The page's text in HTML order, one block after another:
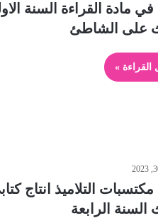
في مادة القراءة السنة
على الشاطئ
القراءة »
مكتسبات التلاميذ انتاج
السنة الرابعة